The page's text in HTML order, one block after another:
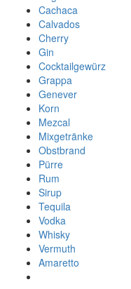
Cachaca
Calvados
Cherry
Gin
Cocktailgewürz
Grappa
Genever
Korn
Mezcal
Mixgetränke
Obstbrand
Pürre
Rum
Sirup
Tequila
Vodka
Whisky
Vermuth
Amaretto